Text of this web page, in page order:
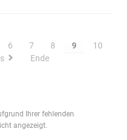
6 7 8 9
10
Ende
Ihrer fehlenden
angezeigt.